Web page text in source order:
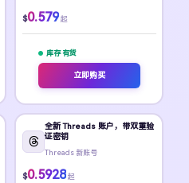
$0.579 起
库存 有货
立即购买
全新 Threads 账户，带双重验
证密钥
Threads 新账号
$0.5928 起